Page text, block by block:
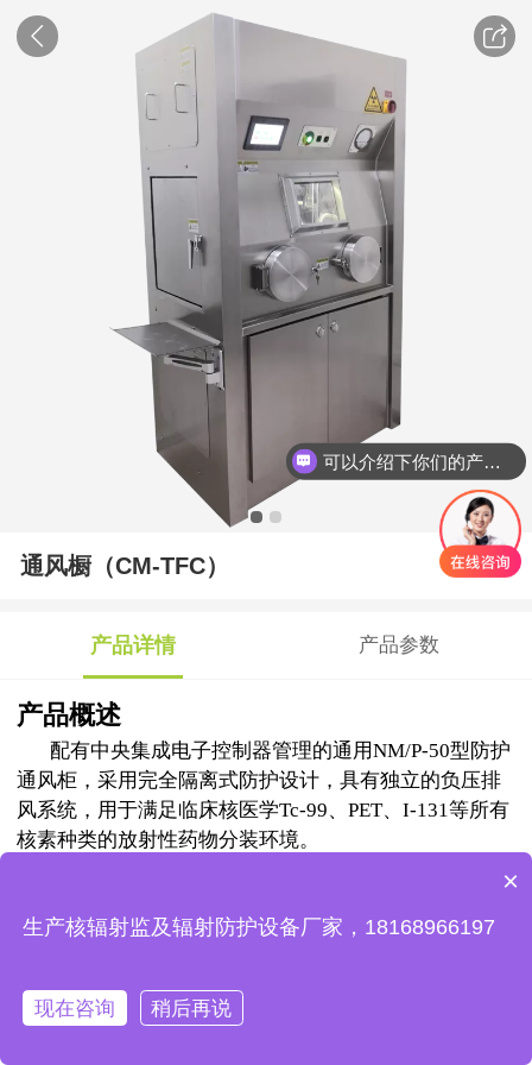
通风橱（CM-TFC）
产品详情 产品参数
产品概述
配有中央集成电子控制器管理的通用NM/P-50型防护
通风柜，采用完全隔离式防护设计，具有独立的负压排
风系统，用于满足临床核医学Tc-99、PET、I-131等所有
核素种类的放射性药物分装环境。
防护通风柜由三部分结构组成，控制区域位于上部，
于操作者的日常使用和观察；工作区域位于中部，正面
孔；辅助区域位于下部，安装有活度计电离室屏蔽井和
放射性物品屏蔽传送装置，完全满足PET、SPECT、I-
可以介绍下你们的产品么？
×
生产核辐射监及辐射防护设备厂家，18168966197
现在咨询
稍后再说
在线咨询